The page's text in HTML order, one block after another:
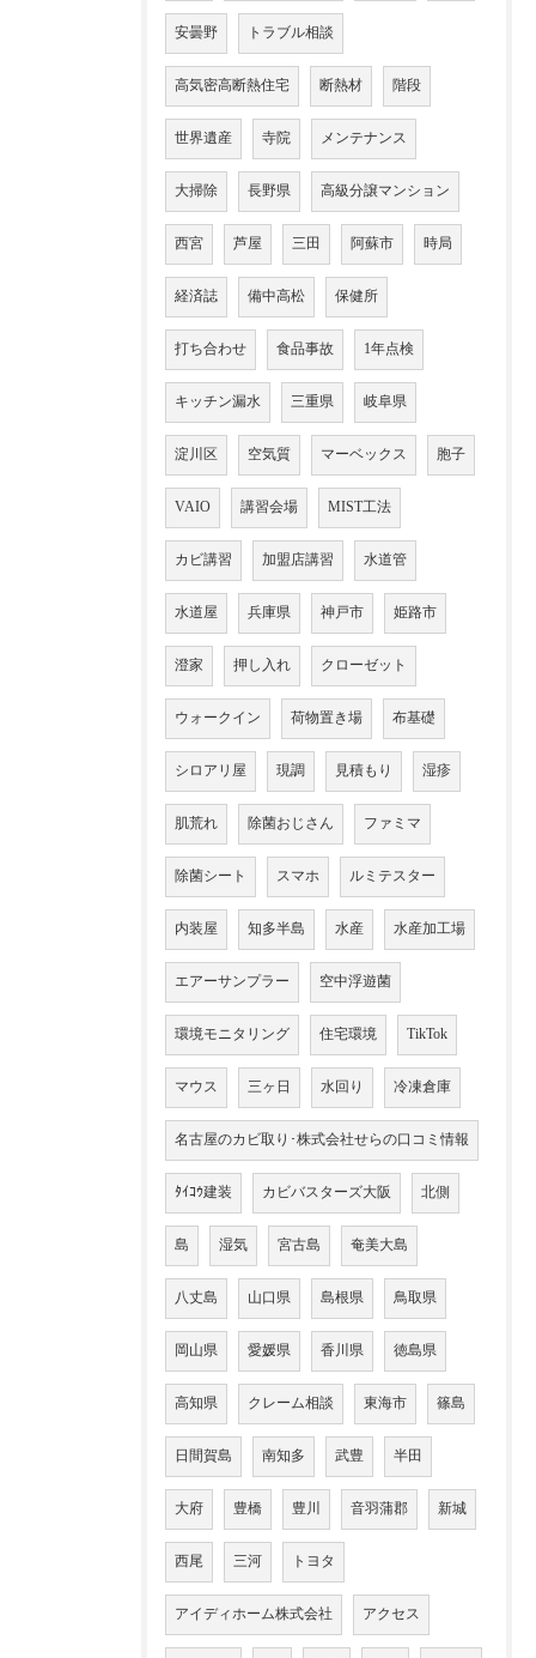
安曇野 トラブル相談
高気密高断熱住宅 断熱材 階段
世界遺産 寺院 メンテナンス
大掃除 長野県 高級分譲マンション
西宮 芦屋 三田 阿蘇市 時局
経済誌 備中高松 保健所
打ち合わせ 食品事故 1年点検
キッチン漏水 三重県 岐阜県
淀川区 空気質 マーベックス 胞子
VAIO 講習会場 MIST工法
カビ講習 加盟店講習 水道管
水道屋 兵庫県 神戸市 姫路市
澄家 押し入れ クローゼット
ウォークイン 荷物置き場 布基礎
シロアリ屋 現調 見積もり 湿疹
肌荒れ 除菌おじさん ファミマ
除菌シート スマホ ルミテスター
内装屋 知多半島 水産 水産加工場
エアーサンプラー 空中浮遊菌
環境モニタリング 住宅環境 TikTok
マウス 三ヶ日 水回り 冷凍倉庫
名古屋のカビ取り･株式会社せらの口コミ情報
ﾀｲｺｳ建装 カビバスターズ大阪 北側
島 湿気 宮古島 奄美大島
八丈島 山口県 島根県 鳥取県
岡山県 愛媛県 香川県 徳島県
高知県 クレーム相談 東海市 篠島
日間賀島 南知多 武豊 半田
大府 豊橋 豊川 音羽蒲郡 新城
西尾 三河 トヨタ
アイディホーム株式会社 アクセス